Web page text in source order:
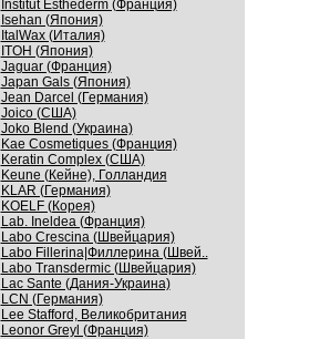
Institut Esthederm (Франция)
Isehan (Япония)
ItalWax (Италия)
ITOH (Япония)
Jaguar (Франция)
Japan Gals (Япония)
Jean Darcel (Германия)
Joico (США)
Joko Blend (Украина)
Kaе Cosmеtiques (Франция)
Keratin Complex (США)
Keune (Кейне), Голландия
KLAR (Германия)
KOELF (Корея)
Lab. Ineldea (Франция)
Labo Crescina (Швейцария)
Labo Fillerina|Филлерина (Швей..
Labo Transdermic (Швейцария)
Lac Sante (Дания-Украина)
LCN (Германия)
Lee Stafford, Великобритания
Leonor Greyl (Франция)